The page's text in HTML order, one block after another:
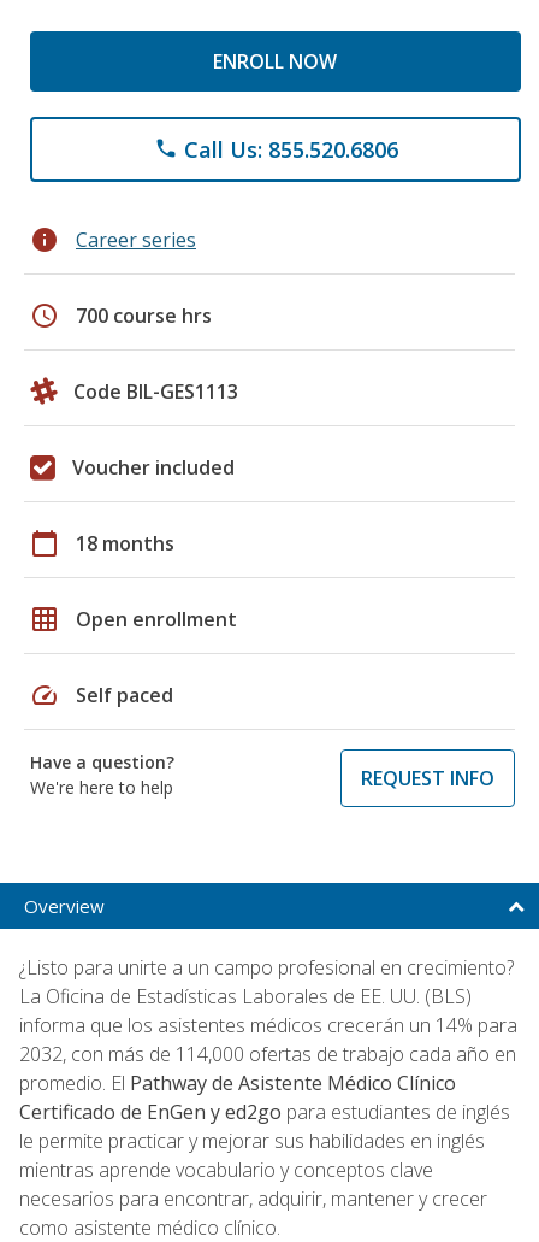
ENROLL NOW
phone Call Us: 855.520.6806
info Career series
schedule 700 course hrs
Code BIL-GES1113
Voucher included
calendar_today 18 months
grid_on Open enrollment
speed Self paced
Have a question?
We're here to help
REQUEST INFO
Overview
¿Listo para unirte a un campo profesional en crecimiento?
La Oficina de Estadísticas Laborales de EE. UU. (BLS)
informa que los asistentes médicos crecerán un 14% para
2032, con más de 114,000 ofertas de trabajo cada año en
promedio. El Pathway de Asistente Médico Clínico
Certificado de EnGen y ed2go para estudiantes de inglés
le permite practicar y mejorar sus habilidades en inglés
mientras aprende vocabulario y conceptos clave
necesarios para encontrar, adquirir, mantener y crecer
como asistente médico clínico.